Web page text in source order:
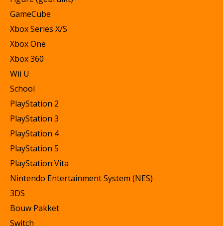
GameCube
Xbox Series X/S
Xbox One
Xbox 360
Wii U
School
PlayStation 2
PlayStation 3
PlayStation 4
PlayStation 5
PlayStation Vita
Nintendo Entertainment System (NES)
3DS
Bouw Pakket
Switch